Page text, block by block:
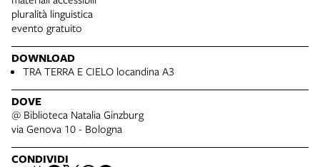
pluralità linguistica
evento gratuito
DOWNLOAD
TRA TERRA E CIELO locandina A3
DOVE
@ Biblioteca Natalia Ginzburg
via Genova 10 - Bologna
CONDIVIDI